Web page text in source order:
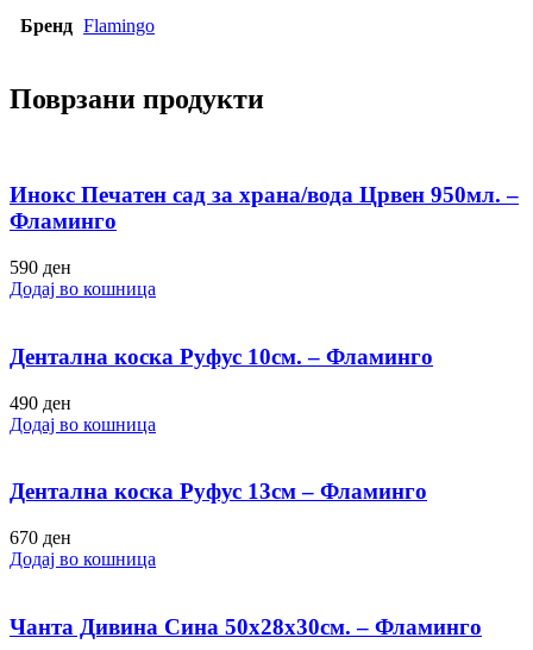
Бренд Flamingo
Поврзани продукти
Инокс Печатен сад за храна/вода Црвен 950мл. –
Фламинго
590 ден
Додај во кошница
Дентална коска Руфус 10см. – Фламинго
490 ден
Додај во кошница
Дентална коска Руфус 13см – Фламинго
670 ден
Додај во кошница
Чанта Дивина Сина 50х28х30см. – Фламинго